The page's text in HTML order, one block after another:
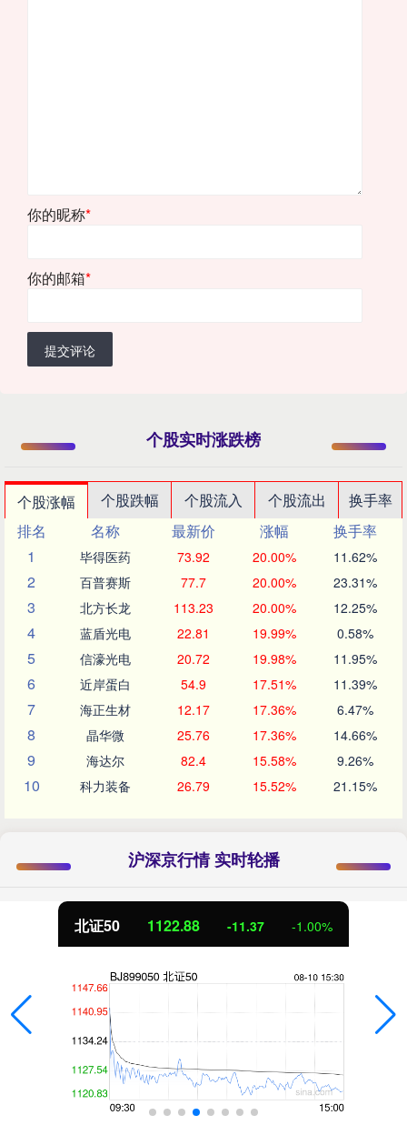
你的昵称*
你的邮箱*
提交评论
个股实时涨跌榜
个股涨幅 个股跌幅 个股流入 个股流出
换手率
排名
名称 最新价 涨幅
换手率
1
毕得医药 73.92 20.00% 11.62%
2 百普赛斯 77.7 20.00% 23.31%
3 北方长龙 113.23 20.00% 12.25%
4 蓝盾光电 22.81 19.99% 0.58%
5 信濠光电 20.72 19.98% 11.95%
6 近岸蛋白 54.9 17.51% 11.39%
7 海正生材 12.17 17.36% 6.47%
8 晶华微 25.76 17.36% 14.66%
9 海达尔 82.4 15.58% 9.26%
10 科力装备 26.79 15.52% 21.15%
沪深京行情 实时轮播
北证50 1122.88 -11.37 -1.00%